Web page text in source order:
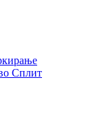
Сплит